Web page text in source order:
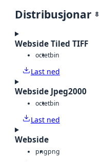
Distribusjonar 8
Webside Tiled TIFF
octetbin
Last ned
Webside Jpeg2000
octetbin
Last ned
Webside
pngpng